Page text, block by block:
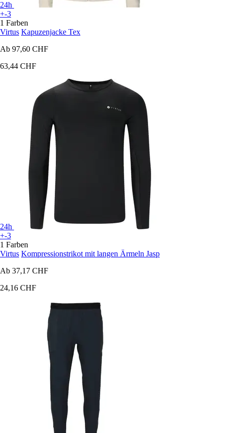
24h
+-3
1 Farben
Virtus Kapuzenjacke Tex
Ab 97,60 CHF
63,44 CHF
24h
+-3
1 Farben
Virtus Kompressionstrikot mit langen Ärmeln Jasp
Ab 37,17 CHF
24,16 CHF